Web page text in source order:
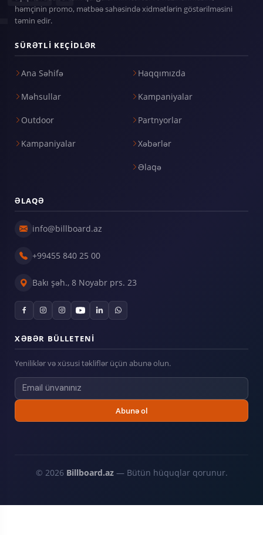
həmçinin promo, mətbəə sahəsində xidmətlərin göstərilməsini
təmin edir.
SÜRƏTLI KEÇIDLƏR
Ana Səhifə
Məhsullar
Outdoor
Kampaniyalar
Haqqımızda
Kampaniyalar
Partnyorlar
Xəbərlər
Əlaqə
ƏLAQƏ
info@billboard.az
+99455 840 25 00
Bakı şəh., 8 Noyabr prs. 23
XƏBƏR BÜLLETENI
Yeniliklər və xüsusi təkliflər üçün abunə olun.
Abunə ol
© 2026 Billboard.az— Bütün hüquqlar qorunur.